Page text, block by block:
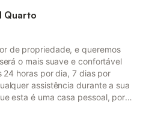
Quarto
de propriedade, e queremos
o mais suave e confortável
24 horas por dia, 7 dias por
assistência durante a sua
esta é uma casa pessoal, por
através de transportes